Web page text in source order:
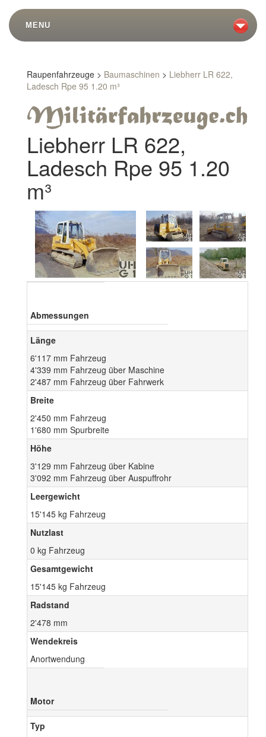
MENU
Raupenfahrzeuge > Baumaschinen > Liebherr LR 622,
Ladesch Rpe 95 1.20 m³
Liebherr LR 622,
Ladesch Rpe 95 1.20
m³
Abmessungen
Länge
6'117 mm Fahrzeug
4'339 mm Fahrzeug über Maschine
2'487 mm Fahrzeug über Fahrwerk
Breite
2'450 mm Fahrzeug
1'680 mm Spurbreite
Höhe
3'129 mm Fahrzeug über Kabine
3'092 mm Fahrzeug über Auspuffrohr
Leergewicht
15'145 kg Fahrzeug
Nutzlast
0 kg Fahrzeug
Gesamtgewicht
15'145 kg Fahrzeug
Radstand
2'478 mm
Wendekreis
Anortwendung
Motor
Typ